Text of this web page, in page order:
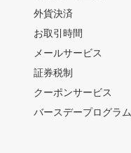
外貨決済
お取引時間
メールサービス
証券税制
クーポンサービス
バースデープログラム